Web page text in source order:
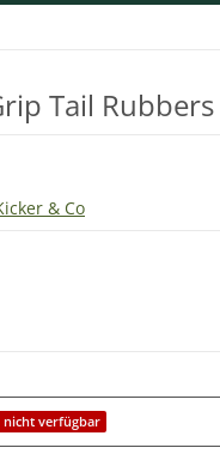
Tail
& Co
nicht verfügbar